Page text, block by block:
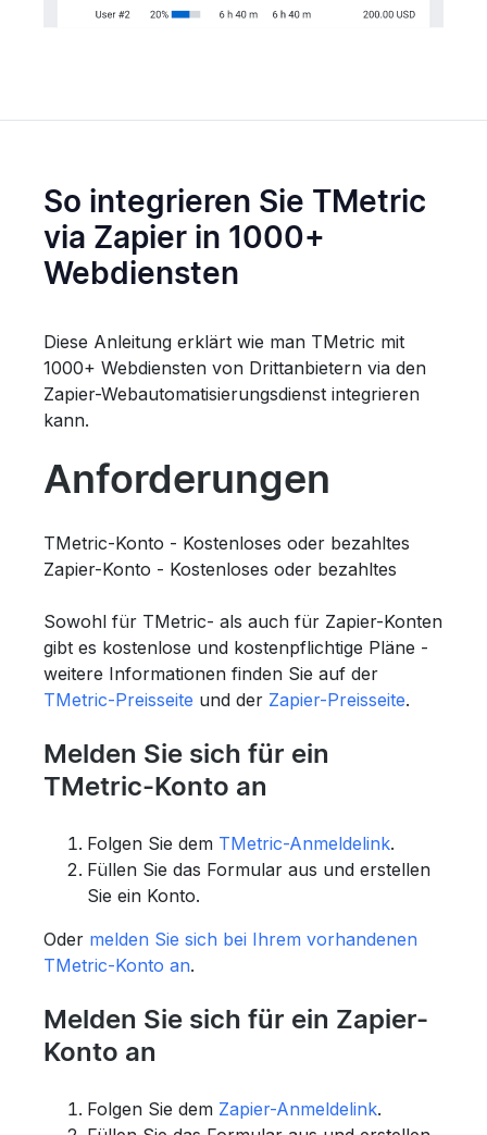
So integrieren Sie TMetric
via Zapier in 1000+
Webdiensten
Diese Anleitung erklärt wie man TMetric mit
1000+ Webdiensten von Drittanbietern via den
Zapier-Webautomatisierungsdienst integrieren
kann.
Anforderungen
TMetric-Konto - Kostenloses oder bezahltes
Zapier-Konto - Kostenloses oder bezahltes
Sowohl für TMetric- als auch für Zapier-Konten
gibt es kostenlose und kostenpflichtige Pläne -
weitere Informationen finden Sie auf der
TMetric-Preisseite und der Zapier-Preisseite.
Melden Sie sich für ein
TMetric-Konto an
Folgen Sie dem TMetric-Anmeldelink.
Füllen Sie das Formular aus und erstellen
Sie ein Konto.
Oder melden Sie sich bei Ihrem vorhandenen
TMetric-Konto an.
Melden Sie sich für ein Zapier-
Konto an
Folgen Sie dem Zapier-Anmeldelink.